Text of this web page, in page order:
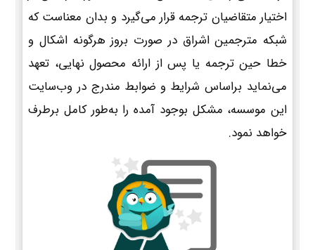
اختیار متقاضیان ترجمه قرار می‌گیرد و بدان معناست که
شبکه مترجمین اشراق در صورت بروز هرگونه اشکال و
خطا حین ترجمه یا پس از ارائه محصول نهایی، تعهد
می‌نماید براساس شرایط و ضوابط مندرج در وب‌سایت
این موسسه، مشکل بوجود آمده را به‌طور کامل برطرف
خواهد نمود.